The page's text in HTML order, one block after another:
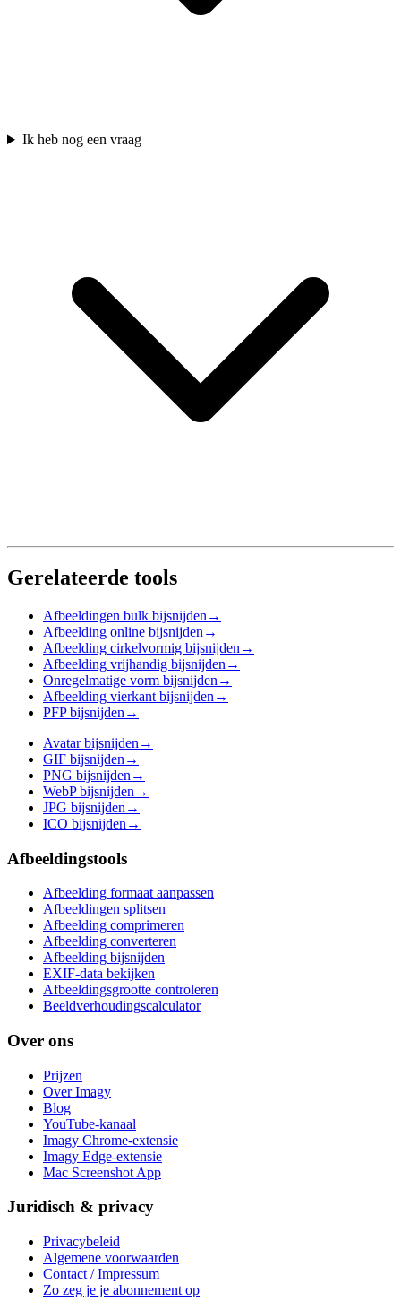
Ik heb nog een vraag
Gerelateerde tools
Afbeeldingen bulk bijsnijden →
Afbeelding online bijsnijden →
Afbeelding cirkelvormig bijsnijden →
Afbeelding vrijhandig bijsnijden →
Onregelmatige vorm bijsnijden →
Afbeelding vierkant bijsnijden →
PFP bijsnijden →
Avatar bijsnijden →
GIF bijsnijden →
PNG bijsnijden →
WebP bijsnijden →
JPG bijsnijden →
ICO bijsnijden →
Afbeeldingstools
Afbeelding formaat aanpassen
Afbeeldingen splitsen
Afbeelding comprimeren
Afbeelding converteren
Afbeelding bijsnijden
EXIF-data bekijken
Afbeeldingsgrootte controleren
Beeldverhoudingscalculator
Over ons
Prijzen
Over Imagy
Blog
YouTube-kanaal
Imagy Chrome-extensie
Imagy Edge-extensie
Mac Screenshot App
Juridisch & privacy
Privacybeleid
Algemene voorwaarden
Contact / Impressum
Zo zeg je je abonnement op